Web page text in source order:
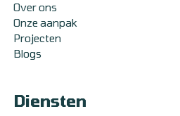
Over ons
Onze aanpak
Projecten
Blogs
Diensten